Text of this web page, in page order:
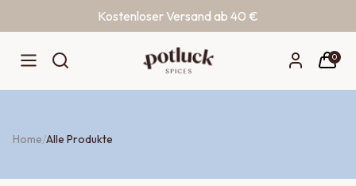
Kostenloser Versand ab 40 €
0
Home/Alle Produkte